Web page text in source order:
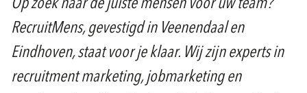
Op zoek naar de juiste mensen voor uw team?
RecruitMens, gevestigd in Veenendaal en
Eindhoven, staat voor je klaar. Wij zijn experts in
recruitment marketing, jobmarketing en